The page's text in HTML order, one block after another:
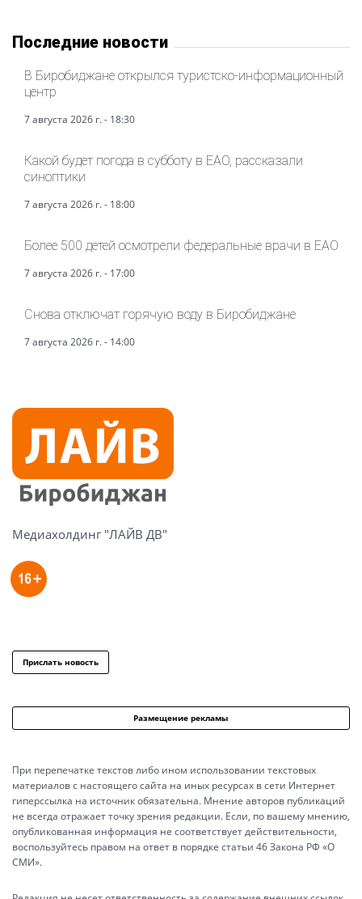
Последние новости
В Биробиджане открылся туристско-информационный
центр
7 августа 2026 г. - 18:30
Какой будет погода в субботу в ЕАО, рассказали
синоптики
7 августа 2026 г. - 18:00
Более 500 детей осмотрели федеральные врачи в ЕАО
7 августа 2026 г. - 17:00
Снова отключат горячую воду в Биробиджане
7 августа 2026 г. - 14:00
Медиахолдинг "ЛАЙВ ДВ"
Прислать новость
Размещение рекламы
При перепечатке текстов либо ином использовании текстовых
материалов с настоящего сайта на иных ресурсах в сети Интернет
гиперссылка на источник обязательна. Мнение авторов публикаций
не всегда отражает точку зрения редакции. Если, по вашему мнению,
опубликованная информация не соответствует действительности,
воспользуйтесь правом на ответ в порядке статьи 46 Закона РФ «О
СМИ».